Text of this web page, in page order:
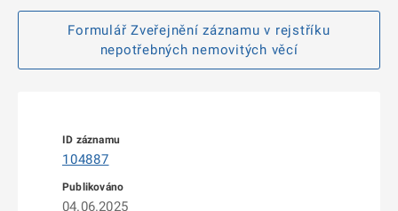
Formulář Zveřejnění záznamu v rejstříku
nepotřebných nemovitých věcí
104887
04.06.2025